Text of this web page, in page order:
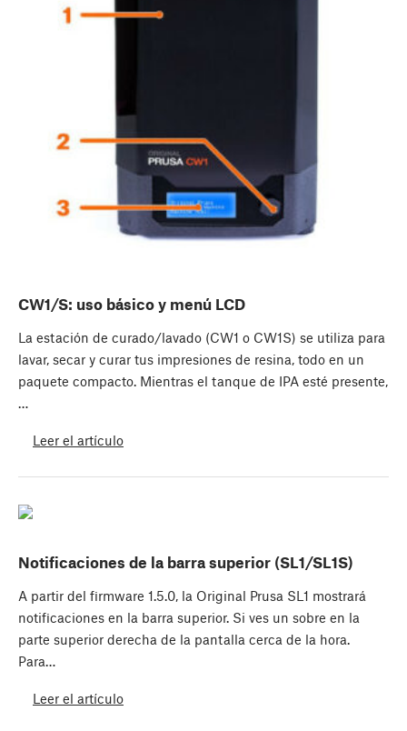
CW1/S: uso básico y menú LCD
La estación de curado/lavado (CW1 o CW1S) se utiliza para
lavar, secar y curar tus impresiones de resina, todo en un
paquete compacto. Mientras el tanque de IPA esté presente,
…
Leer el artículo
Notificaciones de la barra superior (SL1/SL1S)
A partir del firmware 1.5.0, la Original Prusa SL1 mostrará
notificaciones en la barra superior. Si ves un sobre en la
parte superior derecha de la pantalla cerca de la hora.
Para…
Leer el artículo